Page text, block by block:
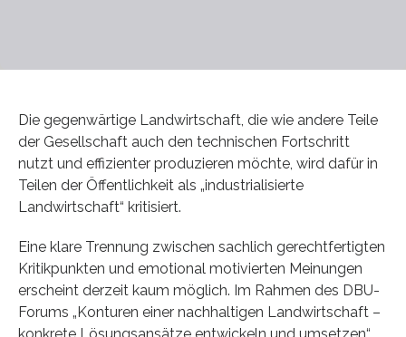
Die gegenwärtige Landwirtschaft, die wie andere Teile
der Gesellschaft auch den technischen Fortschritt
nutzt und effizienter produzieren möchte, wird dafür in
Teilen der Öffentlichkeit als „industrialisierte
Landwirtschaft“ kritisiert.
Eine klare Trennung zwischen sachlich gerechtfertigten
Kritikpunkten und emotional motivierten Meinungen
erscheint derzeit kaum möglich. Im Rahmen des DBU-
Forums „Konturen einer nachhaltigen Landwirtschaft –
konkrete Lösungsansätze entwickeln und umsetzen“